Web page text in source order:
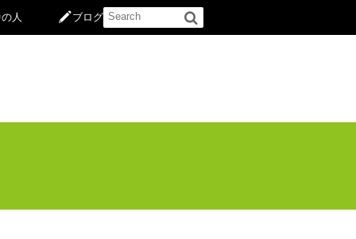
人 ブログ